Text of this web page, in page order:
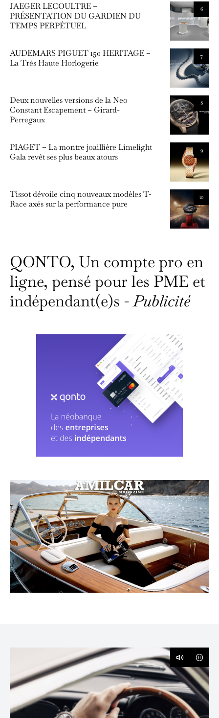
6
JAEGER LECOULTRE –
PRÉSENTATION DU GARDIEN DU
TEMPS PERPÉTUEL
7
AUDEMARS PIGUET 150 HERITAGE –
La Très Haute Horlogerie
8
Deux nouvelles versions de la Neo
Constant Escapement – Girard-
Perregaux
9
PIAGET – La montre joaillière Limelight
Gala revêt ses plus beaux atours
10
Tissot dévoile cinq nouveaux modèles T-
Race axés sur la performance pure
QONTO, Un compte pro en
ligne, pensé pour les PME et
indépendant(e)s -Publicité